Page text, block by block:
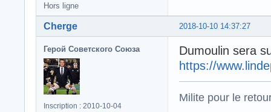
Hors ligne
2018-10-10 14:37:27
Cherge
Герой Советского Союза
Inscription : 2010-10-04
Dumoulin sera
https://
Milite pour le